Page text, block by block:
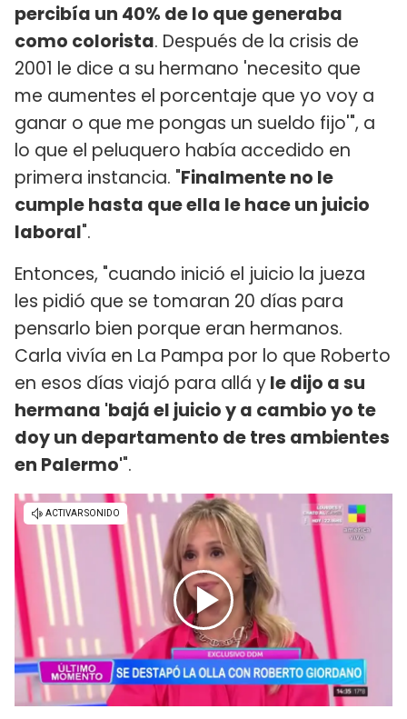
percibía un 40% de lo que generaba
como colorista. Después de la crisis de
2001 le dice a su hermano 'necesito que
me aumentes el porcentaje que yo voy a
ganar o que me pongas un sueldo fijo'", a
lo que el peluquero había accedido en
primera instancia. "Finalmente no le
cumple hasta que ella le hace un juicio
laboral".
Entonces, "cuando inició el juicio la jueza
les pidió que se tomaran 20 días para
pensarlo bien porque eran hermanos.
Carla vivía en La Pampa por lo que Roberto
en esos días viajó para allá yle dijo a su
hermana 'bajá el juicio y a cambio yo te
doy un departamento de tres ambientes
en Palermo'".